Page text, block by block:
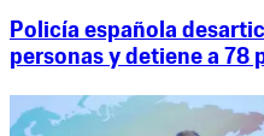
Policía española
personas y detiene a 78